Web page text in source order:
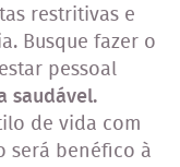
restritivas e
Busque fazer o
pessoal
saudável.
de vida com
será benéfico à